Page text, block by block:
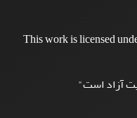
This work is licensed
آزاد است"